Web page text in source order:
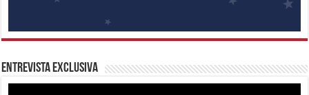
Entrevista Exclusiva